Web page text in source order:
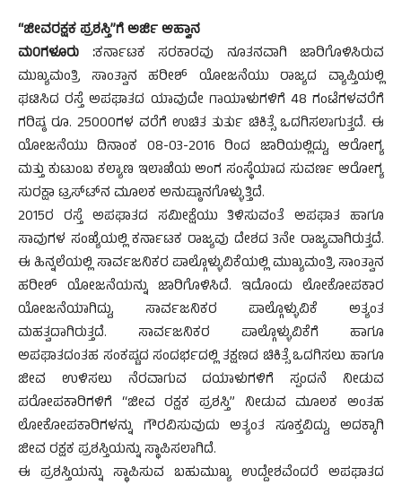
“ಜೀವರಕ್ಷಕ ಪ್ರಶಸ್ತಿ”ಗೆ ಅರ್ಜಿ ಆಹ್ವಾನ
ಮ0ಗಳೂರು :ಕರ್ನಾಟಕ ಸರಕಾರವು ನೂತನವಾಗಿ ಜಾರಿಗೊಳಿಸಿರುವ
ಮುಖ್ಯಮಂತ್ರಿ ಸಾಂತ್ವಾನ ಹರೀಶ್ ಯೋಜನೆಯು ರಾಜ್ಯದ ವ್ಯಾಪ್ತಿಯಲ್ಲಿ
ಘಟಿಸಿದ ರಸ್ತೆ ಅಪಘಾತದ ಯಾವುದೇ ಗಾಯಾಳುಗಳಿಗೆ 48 ಗಂಟೆಗಳವರೆಗೆ
ಗರಿಷ್ಠ ರೂ. 25000ಗಳ ವರೆಗೆ ಉಚಿತ ತುರ್ತು ಚಿಕಿತ್ಸೆ ಒದಗಿಸಲಾಗುತ್ತದೆ. ಈ
ಯೋಜನೆಯು ದಿನಾಂಕ 08-03-2016 ರಿಂದ ಜಾರಿಯಲ್ಲಿದ್ದು, ಆರೋಗ್ಯ
ಮತ್ತು ಕುಟುಂಬ ಕಲ್ಯಾಣ ಇಲಾಖೆಯ ಅಂಗ ಸಂಸ್ಥೆಯಾದ ಸುವರ್ಣ ಆರೋಗ್ಯ
ಸುರಕ್ಷಾ ಟ್ರಸ್ಟ್‍ನ ಮೂಲಕ ಅನುಷ್ಠಾನಗೊಳ್ಳುತ್ತಿದೆ.
2015ರ ರಸ್ತೆ ಅಪಘಾತದ ಸಮೀಕ್ಷೆಯು ತಿಳಿಸುವಂತೆ ಅಪಘಾತ ಹಾಗೂ
ಸಾವುಗಳ ಸಂಖ್ಯೆಯಲ್ಲಿ ಕರ್ನಾಟಕ ರಾಜ್ಯವು ದೇಶದ 3ನೇ ರಾಜ್ಯವಾಗಿರುತ್ತದೆ.
ಈ ಹಿನ್ನಲೆಯಲ್ಲಿ ಸಾರ್ವಜನಿಕರ ಪಾಲ್ಗೊಳ್ಳುವಿಕೆಯಲ್ಲಿ ಮುಖ್ಯಮಂತ್ರಿ ಸಾಂತ್ವಾನ
ಹರೀಶ್ ಯೋಜನೆಯನ್ನು ಜಾರಿಗೊಳಿಸಿದೆ. ಇದೊಂದು ಲೋಕೋಪಕಾರ
ಯೋಜನೆಯಾಗಿದ್ದು, ಸಾರ್ವಜನಿಕರ ಪಾಲ್ಗೊಳ್ಳುವಿಕೆ ಅತ್ಯಂತ
ಮಹತ್ವದಾಗಿರುತ್ತದೆ. ಸಾರ್ವಜನಿಕರ ಪಾಲ್ಗೊಳ್ಳುವಿಕೆಗೆ ಹಾಗೂ
ಅಪಘಾತದಂತಹ ಸಂಕಷ್ಟದ ಸಂದರ್ಭದಲ್ಲಿ ತಕ್ಷಣದ ಚಿಕಿತ್ಸೆ ಒದಗಿಸಲು ಹಾಗೂ
ಜೀವ ಉಳಿಸಲು ನೆರವಾಗುವ ದಯಾಳುಗಳಿಗೆ ಸ್ಪಂದನೆ ನೀಡುವ
ಪರೋಪಕಾರಿಗಳಿಗೆ “ಜೀವ ರಕ್ಷಕ ಪ್ರಶಸ್ತಿ” ನೀಡುವ ಮೂಲಕ ಅಂತಹ
ಲೋಕೋಪಕಾರಿಗಳನ್ನು ಗೌರವಿಸುವುದು ಅತ್ಯಂತ ಸೂಕ್ತವಿದ್ದು, ಅದಕ್ಕಾಗಿ
ಜೀವ ರಕ್ಷಕ ಪ್ರಶಸ್ತಿಯನ್ನು ಸ್ಥಾಪಿಸಲಾಗಿದೆ.
ಈ ಪ್ರಶಸ್ತಿಯನ್ನು ಸ್ಥಾಪಿಸುವ ಬಹುಮುಖ್ಯ ಉದ್ದೇಶವೆಂದರೆ ಅಪಘಾತದ